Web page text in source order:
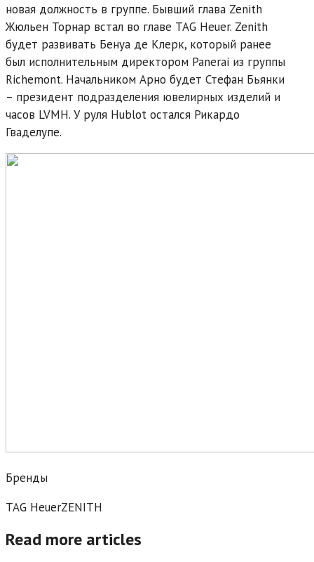
новая должность в группе. Бывший глава Zenith
Жюльен Торнар встал во главе TAG Heuer. Zenith
будет развивать Бенуа де Клерк, который ранее
был исполнительным директором Panerai из группы
Richemont. Начальником Арно будет Стефан Бьянки
– президент подразделения ювелирных изделий и
часов LVMH. У руля Hublot остался Рикардо
Гваделупе.
Бренды
TAG HeuerZENITH
Read more articles